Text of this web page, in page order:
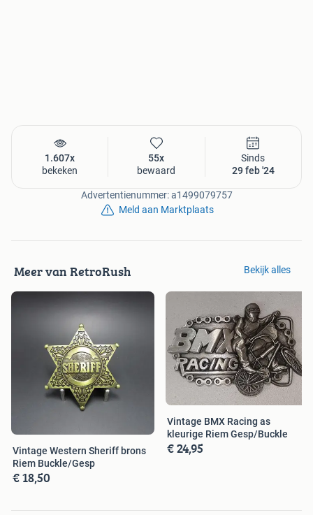
1.607x
bekeken
55x
bewaard
Sinds
29 feb '24
Advertentienummer: a1499079757
Meld aan Marktplaats
Meer van RetroRush Bekijk alles
Vintage Western Sheriff brons
Riem Buckle/Gesp
€ 18,50
Vintage BMX Racing as
kleurige Riem Gesp/Buckle
€ 24,95